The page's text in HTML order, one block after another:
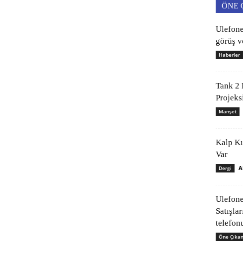
ÖNE
görüş
Haberler
Tank 2
Manşet
Kalp
Var
Dergi
Öne